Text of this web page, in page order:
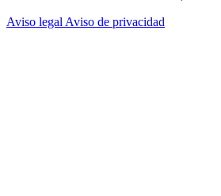
Aviso legalAviso de privacidad